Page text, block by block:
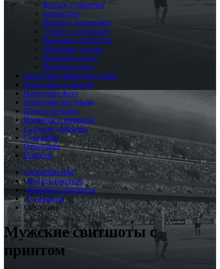
Куртки с принтом
Бейсболки
Шапки с надписями
Сумки с логотипом
Именные полотенца
Махровые халаты
Именные пледы
Именные поло
Нанесение фамилий и имён
Нанесение надписей
Нанесение фото
Нанесение рисунков
Печать на ткани
Нашивки и шевроны
Создание эмблемы
Сувениры
Отрисовка
Новости
СпортПринтМ
\Купить текстиль
\ Именные свитшоты
\С принтом
\Мужские
Мужские свитшоты с
принтом